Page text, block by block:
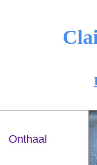
Onthaal